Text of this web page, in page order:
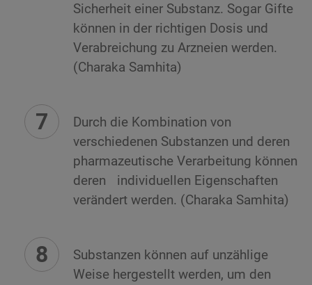
Sicherheit einer Substanz. Sogar Gifte
können in der richtigen Dosis und
Verabreichung zu Arzneien werden.
(Charaka Samhita)
Durch die Kombination von
verschiedenen Substanzen und deren
pharmazeutische Verarbeitung können
deren individuellen Eigenschaften
verändert werden. (Charaka Samhita)
Substanzen können auf unzählige
Weise hergestellt werden, um den